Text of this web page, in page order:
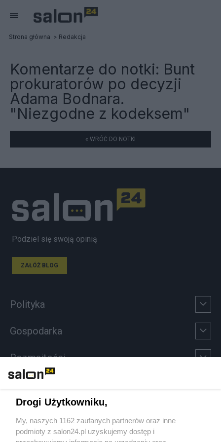
Strona główna Redakcja
Komentarze do notki: Bunt
prokuratorów po decyzji
Adama Bodnara.
"Niezgodne z kodeksem"
« WRÓĆ DO NOTKI
Podziel się swoją opinią
ZAŁÓŻ BLOG
Polityka
Gospodarka
Rozmaitości
Sport
Społeczeństwo
Drogi Użytkowniku,
My, naszych 1162 zaufanych partnerów oraz inne
podmioty z salon24.pl uzyskujemy dostęp i